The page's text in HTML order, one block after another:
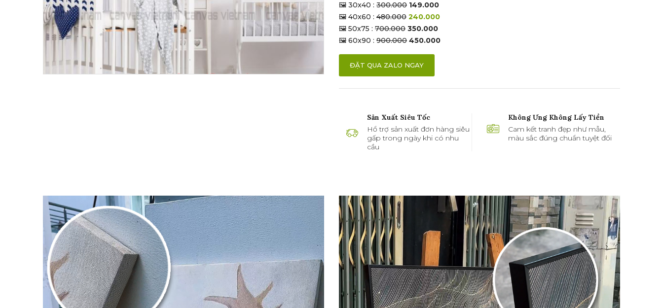
🖼 30x40 : 300.000 149.000
🖼 40x60 : 480.000 240.000
🖼 50x75 : 700.000 350.000
🖼 60x90 : 900.000 450.000
ĐẶT QUA ZALO NGAY
Sản Xuất Siêu Tốc
Hổ trợ sản xuất đơn hàng siêu
gấp trong ngày khi có nhu
cầu
Không Ưng Không Lấy Tiền
Cam kết tranh đẹp như mẫu,
màu sắc đúng chuẩn tuyệt đối